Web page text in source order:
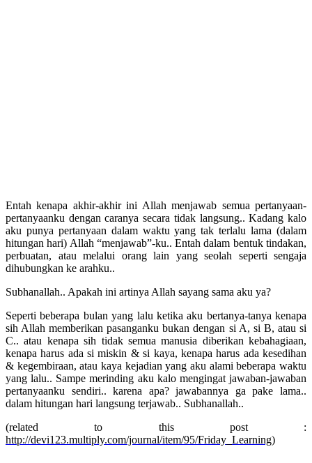
Entah kenapa akhir-akhir ini Allah menjawab semua pertanyaan-
pertanyaanku dengan caranya secara tidak langsung.. Kadang kalo
aku punya pertanyaan dalam waktu yang tak terlalu lama (dalam
hitungan hari) Allah “menjawab”-ku.. Entah dalam bentuk tindakan,
perbuatan, atau melalui orang lain yang seolah seperti sengaja
dihubungkan ke arahku..
Subhanallah.. Apakah ini artinya Allah sayang sama aku ya?
Seperti beberapa bulan yang lalu ketika aku bertanya-tanya kenapa
sih Allah memberikan pasanganku bukan dengan si A, si B, atau si
C.. atau kenapa sih tidak semua manusia diberikan kebahagiaan,
kenapa harus ada si miskin & si kaya, kenapa harus ada kesedihan
& kegembiraan, atau kaya kejadian yang aku alami beberapa waktu
yang lalu.. Sampe merinding aku kalo mengingat jawaban-jawaban
pertanyaanku sendiri.. karena apa? jawabannya ga pake lama..
dalam hitungan hari langsung terjawab.. Subhanallah..
(related to this post :
http://devi123.multiply.com/journal/item/95/Friday_Learning)